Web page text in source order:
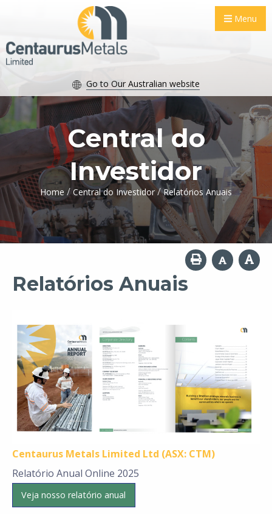
Menu
Go to Our Australian website
Central do
Investidor
Home / Central do Investidor/ Relatórios Anuais
Relatórios Anuais
Centaurus Metals Limited Ltd (ASX: CTM)
Relatório Anual Online 2025
Veja nosso relatório anual